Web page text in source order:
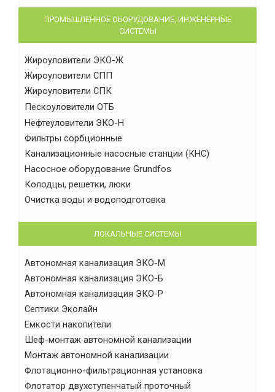
ПРОМЫШЛЕННОЕ ОБОРУДОВАНИЕ, ИНЖЕНЕРНЫЕ
СИСТЕМЫ
Жироуловители ЭКО-Ж
Жироуловители СПП
Жироуловители СПК
Пескоуловители ОТБ
Нефтеуловители ЭКО-Н
Фильтры сорбционные
Канализационные насосные станции (КНС)
Насосное оборудование Grundfos
Колодцы, решетки, люки
Очистка воды и водоподготовка
ЛОКАЛЬНЫЕ СИСТЕМЫ
Автономная канализация ЭКО-М
Автономная канализация ЭКО-Б
Автономная канализация ЭКО-Р
Септики Эколайн
Емкости накопители
Шеф-монтаж автономной канализации
Монтаж автономной канализации
Флотационно-фильтрационная установка
Флотатор двухступенчатый проточный